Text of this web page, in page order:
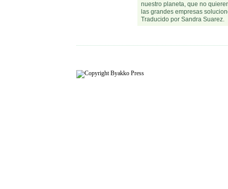
nuestro planeta, que no
las grandes empresas
Traducido por Sandra Suarez.